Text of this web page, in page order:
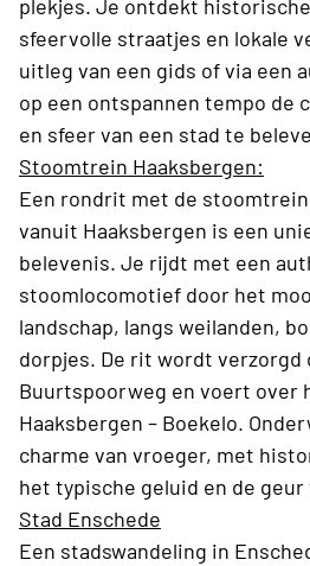
plekjes. Je ontdekt
sfeervolle straatjes en lokale
uitleg van een gids of via een
op een ontspannen tempo de
en sfeer van een stad te
Stoomtrein Haaksbergen:
Een rondrit met de stoomtrein
vanuit Haaksbergen is een
belevenis. Je rijdt met een
stoomlocomotief door het
landschap, langs weilanden,
dorpjes. De rit wordt verzorgd
Buurtspoorweg en voert over
Haaksbergen – Boekelo.
charme van vroeger, met
het typische geluid en de
Stad Enschede
Een stadswandeling in